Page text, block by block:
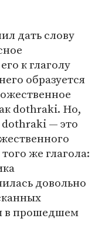
дать слову
к глаголу
образуется
dothraki. Но,
dothraki — это
же глагола:
довольно
в прошедшем